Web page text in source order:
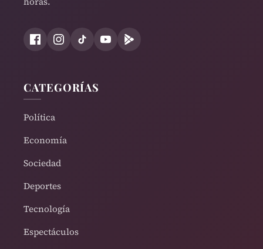
CATEGORÍAS
Política
Economía
Sociedad
Deportes
Tecnología
Espectáculos